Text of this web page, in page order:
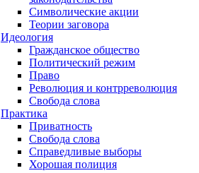
Символические акции
Теории заговора
Идеология
Гражданское общество
Политический режим
Право
Революция и контрреволюция
Свобода слова
Практика
Приватность
Свобода слова
Справедливые выборы
Хорошая полиция